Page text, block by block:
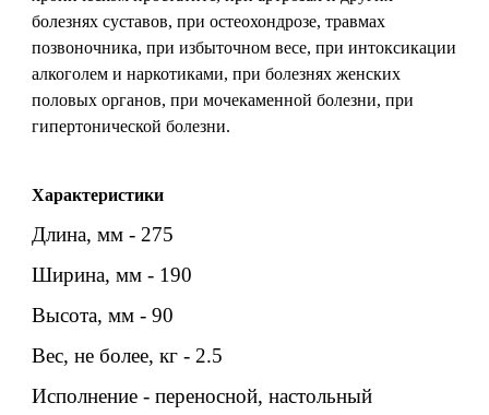
болезнях суставов, при остеохондрозе, травмах
позвоночника, при избыточном весе, при интоксикации
алкоголем и наркотиками, при болезнях женских
половых органов, при мочекаменной болезни, при
гипертонической болезни.
Характеристики
Длина, мм - 275
Ширина, мм - 190
Высота, мм - 90
Вес, не более, кг - 2.5
Исполнение - переносной, настольный